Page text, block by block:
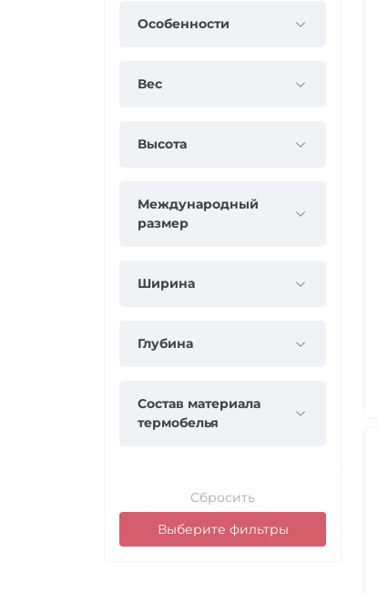
Особенности
Вес
Высота
Международный
размер
Ширина
Глубина
Состав материала
термобелья
Сбросить
Выберите фильтры